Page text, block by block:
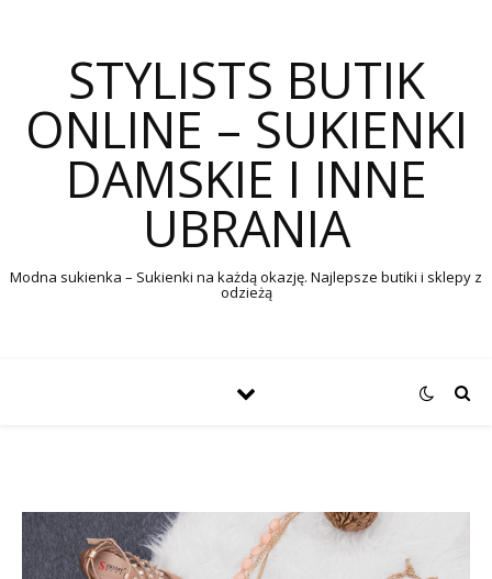
STYLISTS BUTIK
ONLINE – SUKIENKI
DAMSKIE I INNE
UBRANIA
Modna sukienka – Sukienki na każdą okazję. Najlepsze butiki i sklepy z
odzieżą